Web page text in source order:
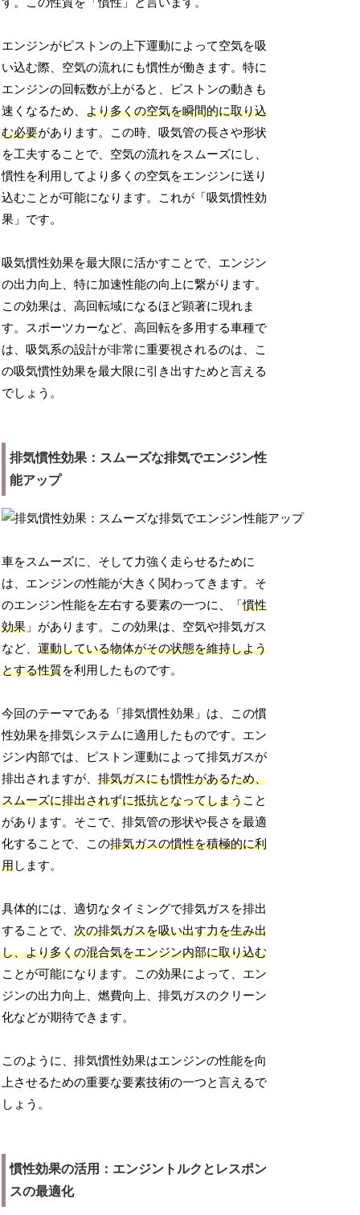
エンジンがピストンの上下運動によって空気を吸
い込む際、空気の流れにも慣性が働きます。特に
エンジンの回転数が上がると、ピストンの動きも
速くなるため、より多くの空気を瞬間的に取り込
む必要があります。この時、吸気管の長さや形状
を工夫することで、空気の流れをスムーズにし、
慣性を利用してより多くの空気をエンジンに送り
込むことが可能になります。これが「吸気慣性効
果」です。
吸気慣性効果を最大限に活かすことで、エンジン
の出力向上、特に加速性能の向上に繋がります。
この効果は、高回転域になるほど顕著に現れま
す。スポーツカーなど、高回転を多用する車種で
は、吸気系の設計が非常に重要視されるのは、こ
の吸気慣性効果を最大限に引き出すためと言える
でしょう。
排気慣性効果：スムーズな排気でエンジン性
能アップ
車をスムーズに、そして力強く走らせるために
は、エンジンの性能が大きく関わってきます。そ
のエンジン性能を左右する要素の一つに、「慣性
効果 」があります。この効果は、空気や排気ガス
など、運動している物体がその状態を維持しよう
とする性質を利用したものです。
今回のテーマである「排気慣性効果」は、この慣
性効果を排気システムに適用したものです。エン
ジン内部では、ピストン運動によって排気ガスが
排出されますが、排気ガスにも慣性があるため、
スムーズに排出されずに抵抗となってしまうこと
があります。そこで、排気管の形状や長さを最適
化することで、この排気ガスの慣性を積極的に利
用します。
具体的には、適切なタイミングで排気ガスを排出
することで、次の排気ガスを吸い出す力を生み出
し、より多くの混合気をエンジン内部に取り込む
ことが可能になります。この効果によって、エン
ジンの出力向上、燃費向上、排気ガスのクリーン
化などが期待できます。
このように、排気慣性効果はエンジンの性能を向
上させるための重要な要素技術の一つと言えるで
しょう。
慣性効果の活用：エンジントルクとレスポン
スの最適化